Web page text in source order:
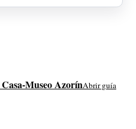
Casa-Museo AzorínAbrir guía